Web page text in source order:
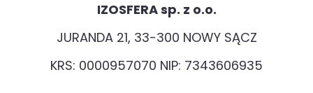
IZOSFERA sp. z o.o.
JURANDA 21, 33-300 NOWY SĄCZ
KRS: 0000957070 NIP: 7343606935